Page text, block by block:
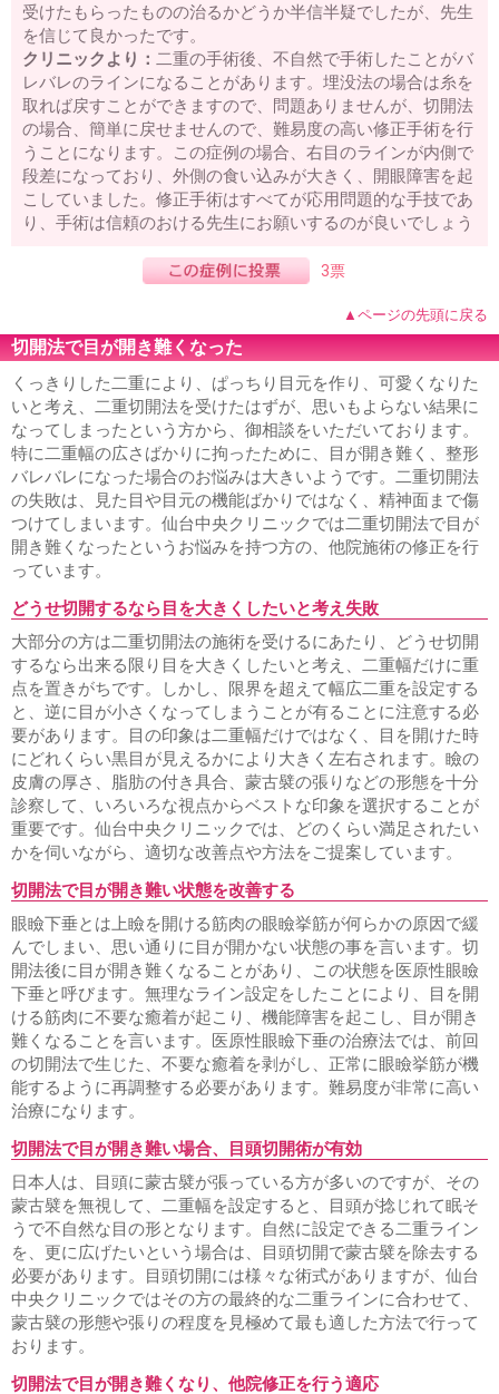
受けたもらったものの治るかどうか半信半疑でしたが、先生
を信じて良かったです。
クリニックより： 二重の手術後、不自然で手術したことがバ
レバレのラインになることがあります。埋没法の場合は糸を
取れば戻すことができますので、問題ありませんが、切開法
の場合、簡単に戻せませんので、難易度の高い修正手術を行
うことになります。この症例の場合、右目のラインが内側で
段差になっており、外側の食い込みが大きく、開眼障害を起
こしていました。修正手術はすべてが応用問題的な手技であ
り、手術は信頼のおける先生にお願いするのが良いでしょう
3票
▲ページの先頭に戻る
切開法で目が開き難くなった
くっきりした二重により、ぱっちり目元を作り、可愛くなりた
いと考え、二重切開法を受けたはずが、思いもよらない結果に
なってしまったという方から、御相談をいただいております。
特に二重幅の広さばかりに拘ったために、目が開き難く、整形
バレバレになった場合のお悩みは大きいようです。二重切開法
の失敗は、見た目や目元の機能ばかりではなく、精神面まで傷
つけてしまいます。仙台中央クリニックでは二重切開法で目が
開き難くなったというお悩みを持つ方の、他院施術の修正を行
っています。
どうせ切開するなら目を大きくしたいと考え失敗
大部分の方は二重切開法の施術を受けるにあたり、どうせ切開
するなら出来る限り目を大きくしたいと考え、二重幅だけに重
点を置きがちです。しかし、限界を超えて幅広二重を設定する
と、逆に目が小さくなってしまうことが有ることに注意する必
要があります。目の印象は二重幅だけではなく、目を開けた時
にどれくらい黒目が見えるかにより大きく左右されます。瞼の
皮膚の厚さ、脂肪の付き具合、蒙古襞の張りなどの形態を十分
診察して、いろいろな視点からベストな印象を選択することが
重要です。仙台中央クリニックでは、どのくらい満足されたい
かを伺いながら、適切な改善点や方法をご提案しています。
切開法で目が開き難い状態を改善する
眼瞼下垂とは上瞼を開ける筋肉の眼瞼挙筋が何らかの原因で緩
んでしまい、思い通りに目が開かない状態の事を言います。切
開法後に目が開き難くなることがあり、この状態を医原性眼瞼
下垂と呼びます。無理なライン設定をしたことにより、目を開
ける筋肉に不要な癒着が起こり、機能障害を起こし、目が開き
難くなることを言います。医原性眼瞼下垂の治療法では、前回
の切開法で生じた、不要な癒着を剥がし、正常に眼瞼挙筋が機
能するように再調整する必要があります。難易度が非常に高い
治療になります。
切開法で目が開き難い場合、目頭切開術が有効
日本人は、目頭に蒙古襞が張っている方が多いのですが、その
蒙古襞を無視して、二重幅を設定すると、目頭が捻じれて眠そ
うで不自然な目の形となります。自然に設定できる二重ライン
を、更に広げたいという場合は、目頭切開で蒙古襞を除去する
必要があります。目頭切開には様々な術式がありますが、仙台
中央クリニックではその方の最終的な二重ラインに合わせて、
蒙古襞の形態や張りの程度を見極めて最も適した方法で行って
おります。
切開法で目が開き難くなり、他院修正を行う適応